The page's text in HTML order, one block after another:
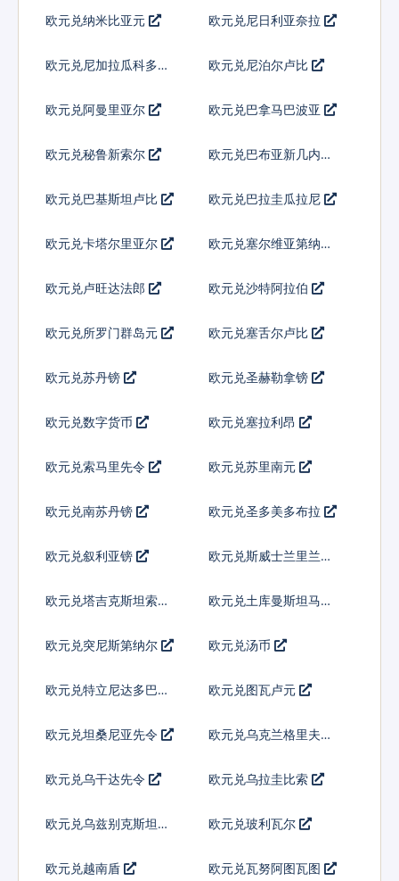
欧元兑纳米比亚元 欧元兑尼日利亚奈拉
欧元兑尼加拉瓜科多巴 欧元兑尼泊尔卢比
欧元兑阿曼里亚尔 欧元兑巴拿马巴波亚
欧元兑秘鲁新索尔
欧元兑巴布亚新几内亚
欧元兑巴基斯坦卢比 欧元兑巴拉圭瓜拉尼
欧元兑卡塔尔里亚尔 欧元兑塞尔维亚第纳尔
欧元兑卢旺达法郎 欧元兑沙特阿拉伯
欧元兑所罗门群岛元 欧元兑塞舌尔卢比
欧元兑苏丹镑 欧元兑圣赫勒拿镑
欧元兑数字货币 欧元兑塞拉利昂
欧元兑索马里先令 欧元兑苏里南元
欧元兑南苏丹镑 欧元兑圣多美多布拉
欧元兑叙利亚镑
欧元兑斯威士兰里兰吉
欧元兑塔吉克斯坦索莫
欧元兑土库曼斯坦马纳
欧元兑突尼斯第纳尔 欧元兑汤币
欧元兑特立尼达多巴哥
欧元兑图瓦卢元
欧元兑坦桑尼亚先令 欧元兑乌克兰格里夫纳
欧元兑乌干达先令 欧元兑乌拉圭比索
欧元兑乌兹别克斯坦索
欧元兑玻利瓦尔
欧元兑越南盾 欧元兑瓦努阿图瓦图